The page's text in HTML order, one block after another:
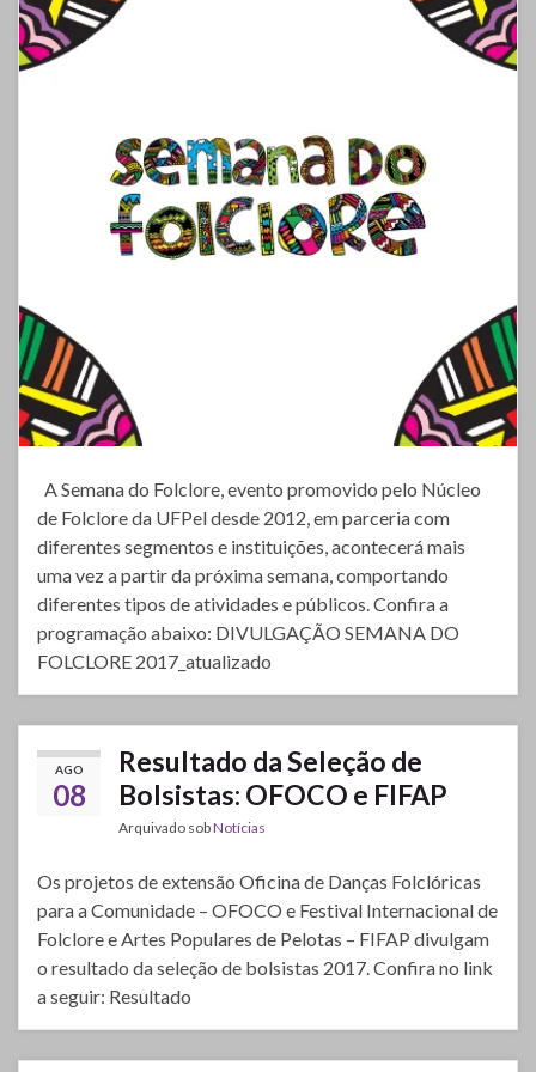
A Semana do Folclore, evento promovido pelo Núcleo
de Folclore da UFPel desde 2012, em parceria com
diferentes segmentos e instituições, acontecerá mais
uma vez a partir da próxima semana, comportando
diferentes tipos de atividades e públicos. Confira a
programação abaixo: DIVULGAÇÃO SEMANA DO
FOLCLORE 2017_atualizado
AGO
08
Resultado da Seleção de
Bolsistas: OFOCO e FIFAP
Arquivado sobNotícias
Os projetos de extensão Oficina de Danças Folclóricas
para a Comunidade – OFOCO e Festival Internacional de
Folclore e Artes Populares de Pelotas – FIFAP divulgam
o resultado da seleção de bolsistas 2017. Confira no link
a seguir: Resultado